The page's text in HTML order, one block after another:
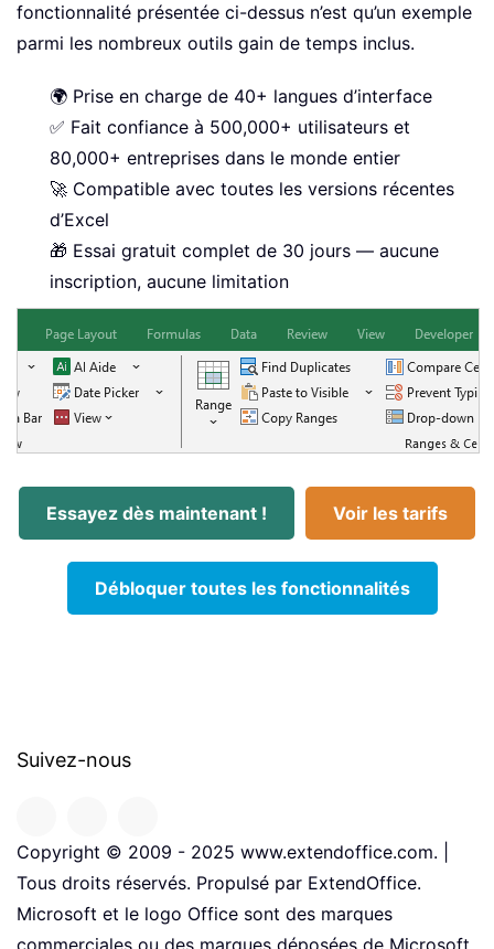
fonctionnalité présentée ci-dessus n’est qu’un exemple
parmi les nombreux outils gain de temps inclus.
🌍 Prise en charge de 40+ langues d’interface
✅ Fait confiance à 500,000+ utilisateurs et
80,000+ entreprises dans le monde entier
🚀 Compatible avec toutes les versions récentes
d’Excel
🎁 Essai gratuit complet de 30 jours — aucune
inscription, aucune limitation
Essayez dès maintenant ! Voir les tarifs
Débloquer toutes les fonctionnalités
Suivez-nous
Copyright © 2009 - 2025 www.extendoffice.com. |
Tous droits réservés. Propulsé par ExtendOffice.
Microsoft et le logo Office sont des marques